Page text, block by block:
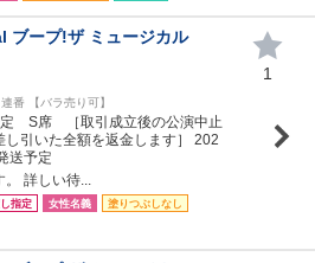
ブープ!ザ ミュージカル
番 【バラ売り可】
定 S席 ［取引成立後の公演中止
引いた全額を返金します］ 202
送予定
。 詳しい待...
指定 女性名義
塗りつぶしなし
1